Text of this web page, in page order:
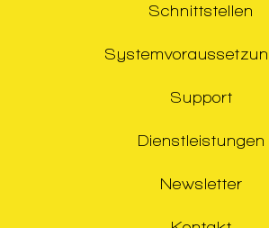
Schnittstellen
Support
Dienstleistungen
Newsletter